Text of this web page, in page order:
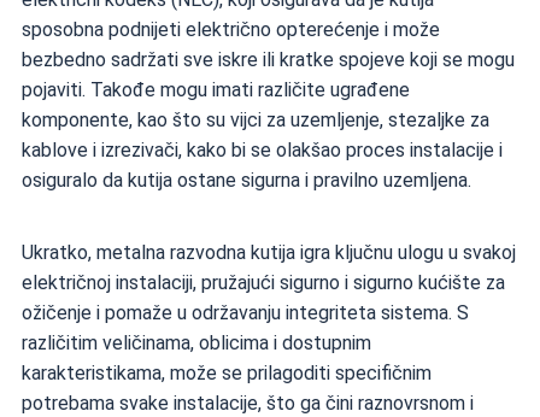
sposobna podnijeti električno opterećenje i može
bezbedno sadržati sve iskre ili kratke spojeve koji se mogu
pojaviti. Takođe mogu imati različite ugrađene
komponente, kao što su vijci za uzemljenje, stezaljke za
kablove i izrezivači, kako bi se olakšao proces instalacije i
osiguralo da kutija ostane sigurna i pravilno uzemljena.
Ukratko, metalna razvodna kutija igra ključnu ulogu u svakoj
električnoj instalaciji, pružajući sigurno i sigurno kućište za
ožičenje i pomaže u održavanju integriteta sistema. S
različitim veličinama, oblicima i dostupnim
karakteristikama, može se prilagoditi specifičnim
potrebama svake instalacije, što ga čini raznovrsnom i